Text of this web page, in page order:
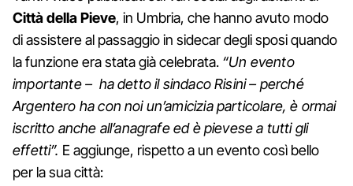
Città della Pieve, in Umbria, che hanno avuto modo
di assistere al passaggio in sidecar degli sposi quando
la funzione era stata già celebrata. “Un evento
importante – ha detto il sindaco Risini – perché
Argentero ha con noi un’amicizia particolare, è ormai
iscritto anche all’anagrafe ed è pievese a tutti gli
effetti”. E aggiunge, rispetto a un evento così bello
per la sua città: